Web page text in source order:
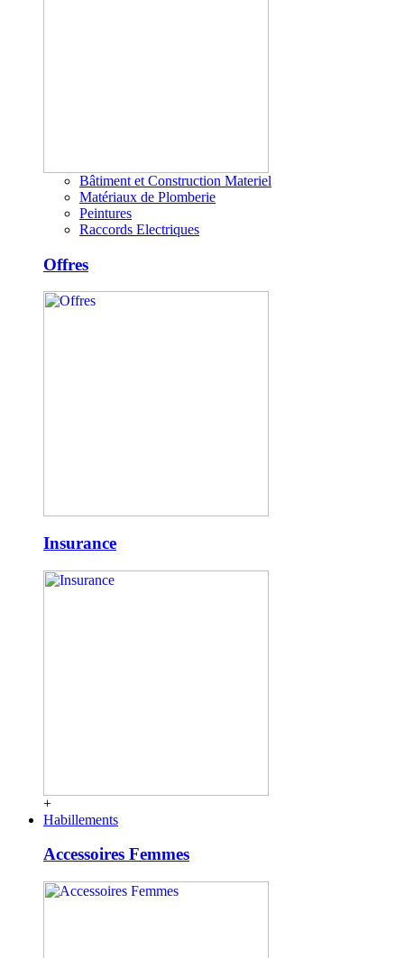
Bâtiment et Construction Materiel
Matériaux de Plomberie
Peintures
Raccords Electriques
Offres
Insurance
+
Habillements
Accessoires Femmes